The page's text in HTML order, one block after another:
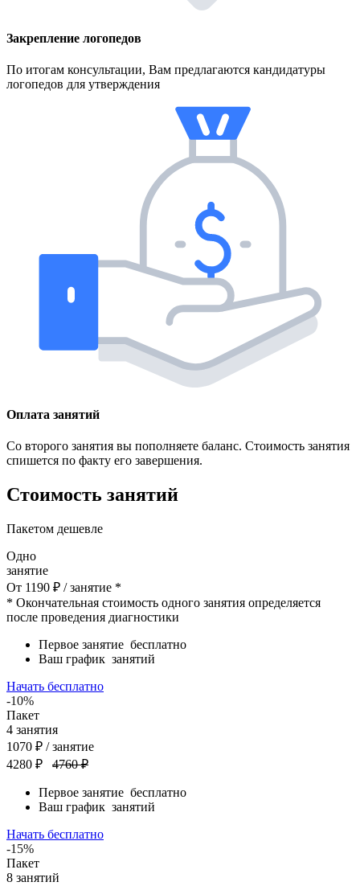
Закрепление логопедов
По итогам консультации, Вам предлагаются кандидатуры
логопедов для утверждения
Оплата занятий
Со второго занятия вы пополняете баланс. Стоимость занятия
спишется по факту его завершения.
Стоимость занятий
Пакетом дешевле
Одно
занятие
От 1190 ₽ / занятие *
* Окончательная стоимость одного занятия определяется
после проведения диагностики
Первое занятие бесплатно
Ваш график занятий
Начать бесплатно
-10%
Пакет
4 занятия
1070 ₽ / занятие
4280 ₽
4760 ₽
Первое занятие бесплатно
Ваш график занятий
Начать бесплатно
-15%
Пакет
8 занятий